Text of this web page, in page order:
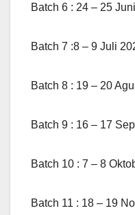
Batch 6 : 24 – 25
Batch 7 :8 – 9 Juli
Batch 8 : 19 – 20
Batch 9 : 16 – 17
Batch 10 : 7 – 8
Batch 11 : 18 – 19